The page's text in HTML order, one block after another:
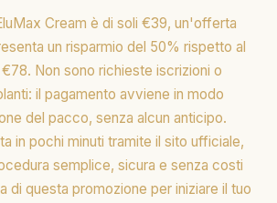
Cream è di soli €39, un'offerta
un risparmio del 50% rispetto al
Non sono richieste iscrizioni o
il pagamento avviene in modo
del pacco, senza alcun anticipo.
in pochi minuti tramite il sito ufficiale,
semplice, sicura e senza costi
di questa promozione per iniziare il tuo